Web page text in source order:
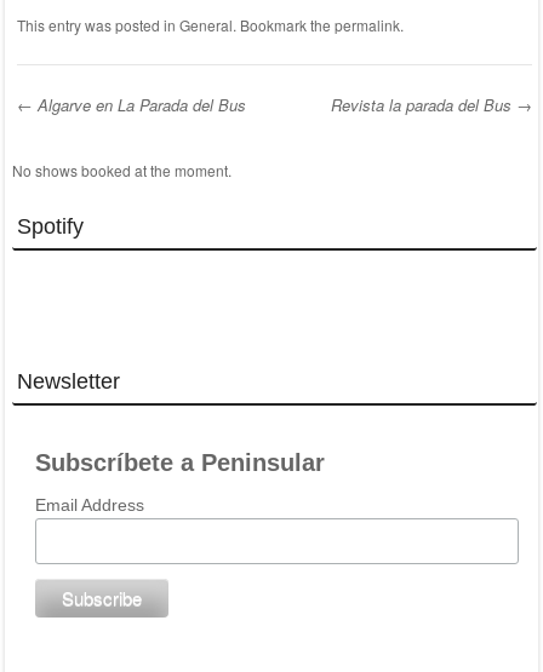
This entry was posted in General. Bookmark the permalink.
Post navigation
← Algarve en La Parada del Bus Revista la parada del Bus →
No shows booked at the moment.
Spotify
Newsletter
Subscríbete a Peninsular
Email Address